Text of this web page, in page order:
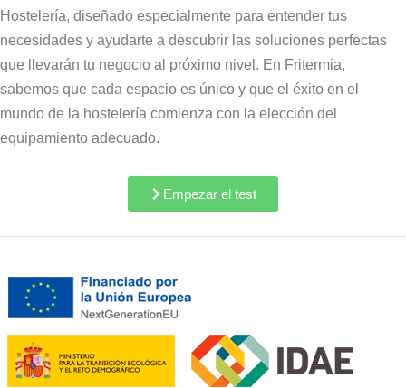
Hostelería, diseñado especialmente para entender tus
necesidades y ayudarte a descubrir las soluciones perfectas
que llevarán tu negocio al próximo nivel. En Fritermia,
sabemos que cada espacio es único y que el éxito en el
mundo de la hostelería comienza con la elección del
equipamiento adecuado.
Empezar el test